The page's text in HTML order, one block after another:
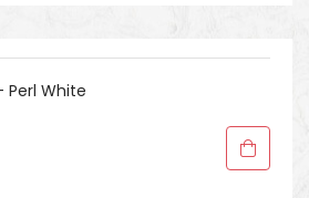
Perl White